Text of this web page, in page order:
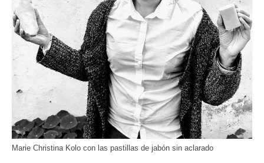
Marie Christina Kolo con las pastillas de jabón sin aclarado